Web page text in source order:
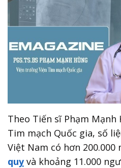
Theo Tiến sĩ Phạm Mạnh
Tim mạch Quốc gia, số
Việt Nam có hơn 200.000
quỵvà khoảng 11.000